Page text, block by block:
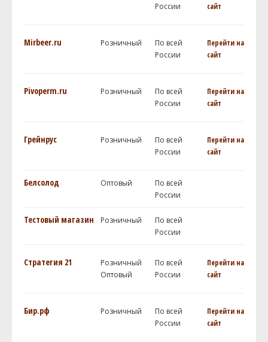
России
сайт
Mirbeer.ru Розничный
По всей
России
Перейти на
сайт
Pivoperm.ru Розничный
По всей
России
Перейти на
сайт
Грейнрус Розничный
По всей
России
Перейти на
сайт
Белсолод Оптовый
По всей
России
Тестовый магазин Розничный
По всей
России
Стратегия 21
Розничный
Оптовый
По всей
России
Перейти на
сайт
Бир.рф Розничный
По всей
России
Перейти на
сайт